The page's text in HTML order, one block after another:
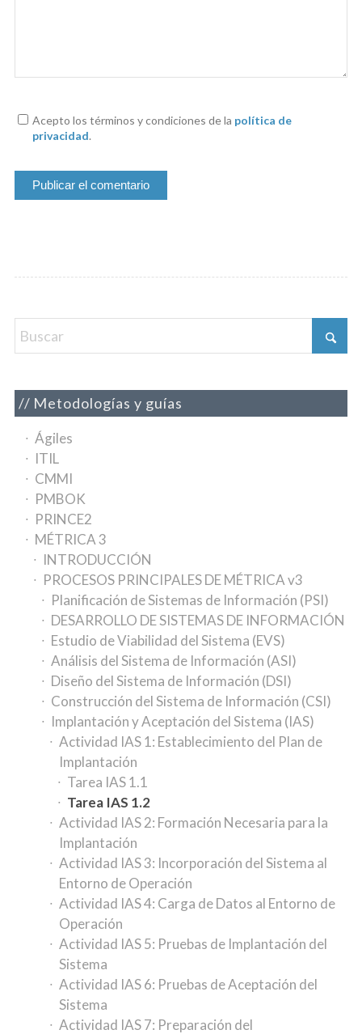
Acepto los términos y condiciones de la política de
privacidad.
Metodologías y guías
Ágiles
ITIL
CMMI
PMBOK
PRINCE2
MÉTRICA 3
INTRODUCCIÓN
PROCESOS PRINCIPALES DE MÉTRICA v3
Planificación de Sistemas de Información (PSI)
DESARROLLO DE SISTEMAS DE INFORMACIÓN
Estudio de Viabilidad del Sistema (EVS)
Análisis del Sistema de Información (ASI)
Diseño del Sistema de Información (DSI)
Construcción del Sistema de Información (CSI)
Implantación y Aceptación del Sistema (IAS)
Actividad IAS 1: Establecimiento del Plan de
Implantación
Tarea IAS 1.1
Tarea IAS 1.2
Actividad IAS 2: Formación Necesaria para la
Implantación
Actividad IAS 3: Incorporación del Sistema al
Entorno de Operación
Actividad IAS 4: Carga de Datos al Entorno de
Operación
Actividad IAS 5: Pruebas de Implantación del
Sistema
Actividad IAS 6: Pruebas de Aceptación del
Sistema
Actividad IAS 7: Preparación del